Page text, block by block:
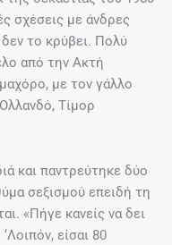
σχέσεις με άνδρες
το κρύβει. Πολύ
από την Ακτή
με τον γάλλο
Τίμορ
και παντρεύτηκε δύο
σεξισμού επειδή τη
«Πήγε κανείς να δει
είσαι 80